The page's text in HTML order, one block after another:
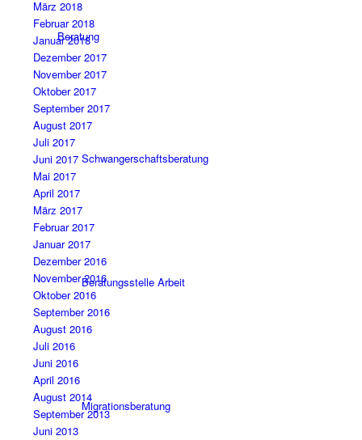
Beratung
Schwangerschaftsberatung
Beratungsstelle Arbeit
Migrationsberatung
März 2018
Februar 2018
Januar 2018
Dezember 2017
November 2017
Oktober 2017
September 2017
August 2017
Juli 2017
Juni 2017
Mai 2017
April 2017
März 2017
Februar 2017
Januar 2017
Dezember 2016
November 2016
Oktober 2016
September 2016
August 2016
Juli 2016
Juni 2016
April 2016
August 2014
September 2013
Juni 2013